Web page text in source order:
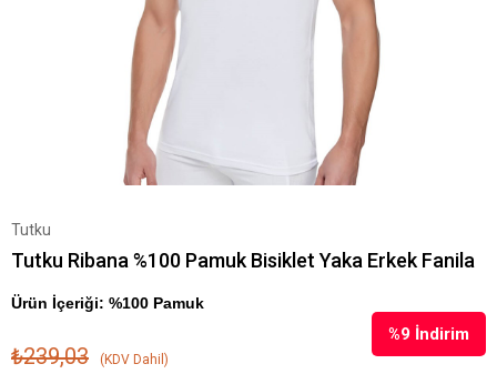
Tutku
Tutku Ribana %100 Pamuk Bisiklet Yaka Erkek Fanila
Ürün İçeriği: %100 Pamuk
%9 İndirim
₺239,03 (KDV Dahil)